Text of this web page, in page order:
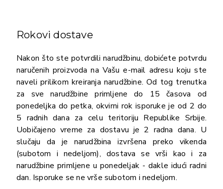
Rokovi dostave
Nakon što ste potvrdili narudžbinu, dobićete potvrdu
naručenih proizvoda na Vašu e-mail adresu koju ste
naveli prilikom kreiranja narudžbine. Od tog trenutka
za sve narudžbine primljene do 15 časova od
ponedeljka do petka, okvirni rok isporuke je od 2 do
5 radnih dana za celu teritoriju Republike Srbije.
Uobičajeno vreme za dostavu je 2 radna dana. U
slučaju da je narudžbina izvršena preko vikenda
(subotom i nedeljom), dostava se vrši kao i za
narudžbine primljene u ponedeljak - dakle idući radni
dan. Isporuke se ne vrše subotom i nedeljom.